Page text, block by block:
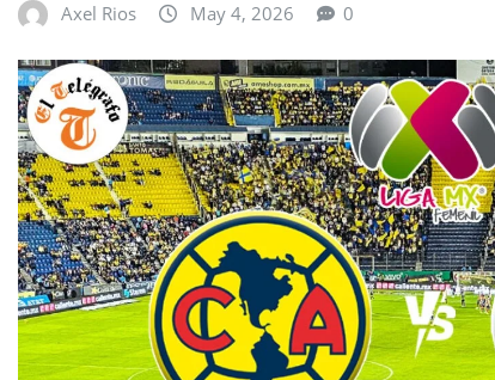
Axel Rios May 4, 2026 0